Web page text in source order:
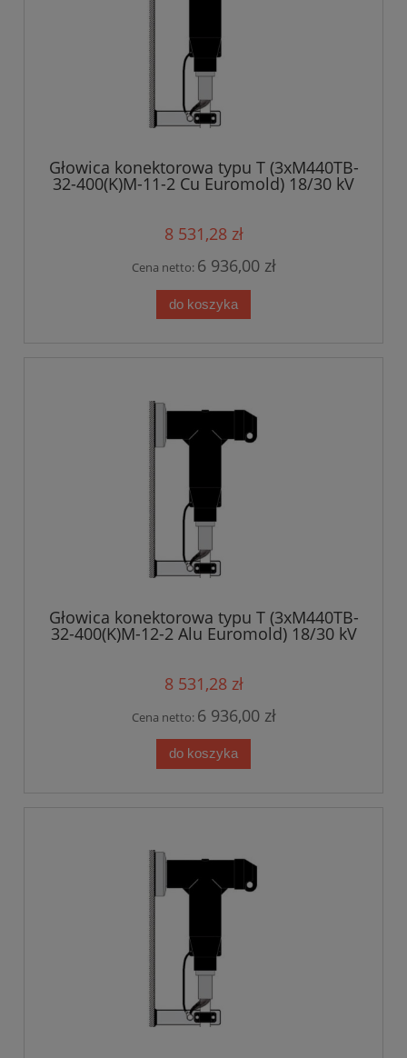
Głowica konektorowa typu T (3xM440TB-
32-400(K)M-11-2 Cu Euromold) 18/30 kV
8 531,28 zł
Cena netto: 6 936,00 zł
do koszyka
Głowica konektorowa typu T (3xM440TB-
32-400(K)M-12-2 Alu Euromold) 18/30 kV
8 531,28 zł
Cena netto: 6 936,00 zł
do koszyka